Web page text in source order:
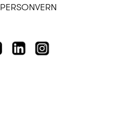
PERSONVERN
FACEBOOK
LINKEDIN